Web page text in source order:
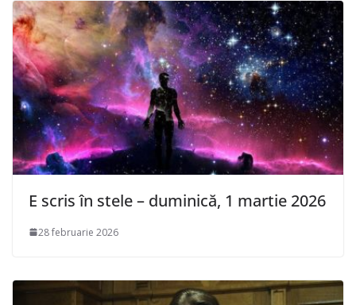
E scris în stele – duminică, 1 martie 2026
28 februarie 2026